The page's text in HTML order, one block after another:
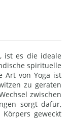
ist es die ideale
spirituelle
Art von Yoga ist
zu geraten
zwischen
sorgt dafür,
geweckt